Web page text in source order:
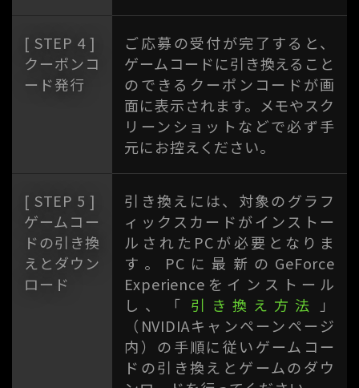
[ STEP 4 ]
クーポンコ
ード発行
ご応募の受付が完了すると、
ゲームコードに引き換えること
のできるクーポンコードが画
面に表示されます。メモやスク
リーンショットなどで必ず手
元にお控えください。
[ STEP 5 ]
ゲームコー
ドの引き換
えとダウン
ロード
引き換えには、対象のグラフ
ィックスカードがインストー
ルされたPCが必要となりま
す。PCに最新のGeForce
Experienceをインストール
し、「 引き換え方法
」
（NVIDIAキャンペーンページ
内）の手順に従いゲームコー
ドの引き換えとゲームのダウ